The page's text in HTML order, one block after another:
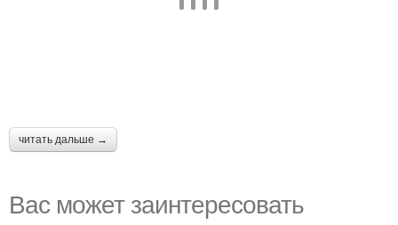
читать дальше →
Вас может заинтересовать